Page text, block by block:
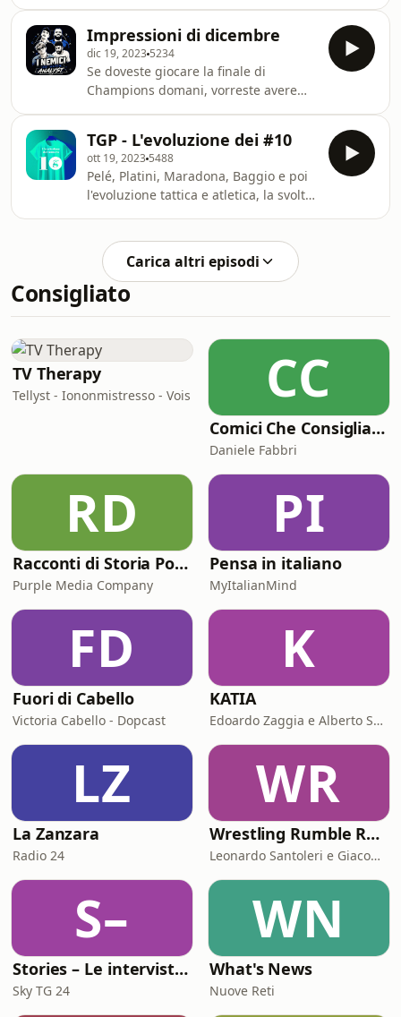
terzetto inglese, gli spagnoli di
Guardiola e i fenomeni di Milan e Real
Madrid
Impressioni di dicembre
dic 19, 2023 5234
Se doveste giocare la finale di
Champions domani, vorreste avere
TGP - L'evoluzione dei #10
ott 19, 2023 5488
Pelé, Platini, Maradona, Baggio e poi
l'evoluzione tattica e atletica, la svolta
che fine hanno fatto? Ma, soprattutto,
come si fa a giocare a calcio senza
Giorgi Kinkladze?
Carica altri episodi
Consigliato
TV Therapy
Tellyst - Iononmistresso - Vois CC
Comici Che Consigliano Cose
Daniele Fabbri
RD
Racconti di Storia Podcast
Purple Media Company
PI
Pensa in italiano
MyItalianMind
FD
Fuori di Cabello
Victoria Cabello - Dopcast
K
KATIA
Edoardo Zaggia e Alberto Sacco
LZ
La Zanzara
Radio 24
WR
Wrestling Rumble Room Podcast
Leonardo Santoleri e Giacomo Toniaccini
S–
Stories – Le interviste di Omar Schillaci
Sky TG 24
WN
What's News
Nuove Reti